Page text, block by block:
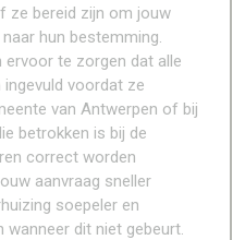
ze bereid zijn om jouw
hun bestemming.
te zorgen dat alle
voordat ze
van Antwerpen of bij
betrokken is bij de
correct worden
aanvraag sneller
soepeler en
wanneer dit niet gebeurt.